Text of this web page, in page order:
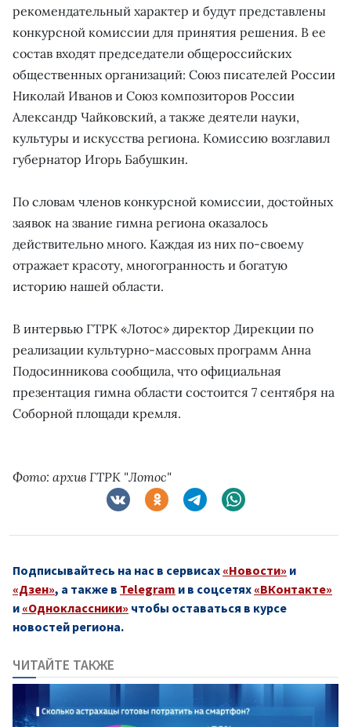
рекомендательный характер и будут представлены
конкурсной комиссии для принятия решения. В ее
состав входят председатели общероссийских
общественных организаций: Союз писателей России
Николай Иванов и Союз композиторов России
Александр Чайковский, а также деятели науки,
культуры и искусства региона. Комиссию возглавил
губернатор Игорь Бабушкин.
По словам членов конкурсной комиссии, достойных
заявок на звание гимна региона оказалось
действительно много. Каждая из них по-своему
отражает красоту, многогранность и богатую
историю нашей области.
В интервью ГТРК «Лотос» директор Дирекции по
реализации культурно-массовых программ Анна
Подосинникова сообщила, что официальная
презентация гимна области состоится 7 сентября на
Соборной площади кремля.
Фото: архив ГТРК "Лотос"
Подписывайтесь на нас в сервисах «Новости» и
«Дзен», а также в Telegram и в соцсетях «ВКонтакте»
и «Одноклассники» чтобы оставаться в курсе
новостей региона.
ЧИТАЙТЕ ТАКЖЕ